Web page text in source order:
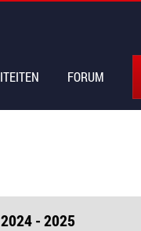
FORUM
2024 - 2025